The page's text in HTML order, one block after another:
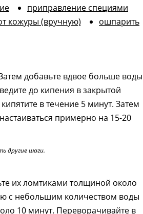
приправление специями
кожуры (вручную) ошпарить
добавьте вдвое больше воды
до кипения в закрытой
в течение 5 минут. Затем
примерно на 15-20
другие шаги.
их ломтиками толщиной около
с небольшим количеством воды
10 минут. Переворачивайте в